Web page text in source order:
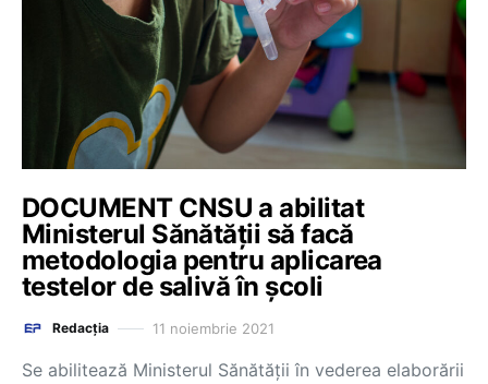
DOCUMENT CNSU a abilitat
Ministerul Sănătății să facă
metodologia pentru aplicarea
testelor de salivă în școli
Redacția 11 noiembrie 2021
Se abilitează Ministerul Sănătății în vederea elaborării